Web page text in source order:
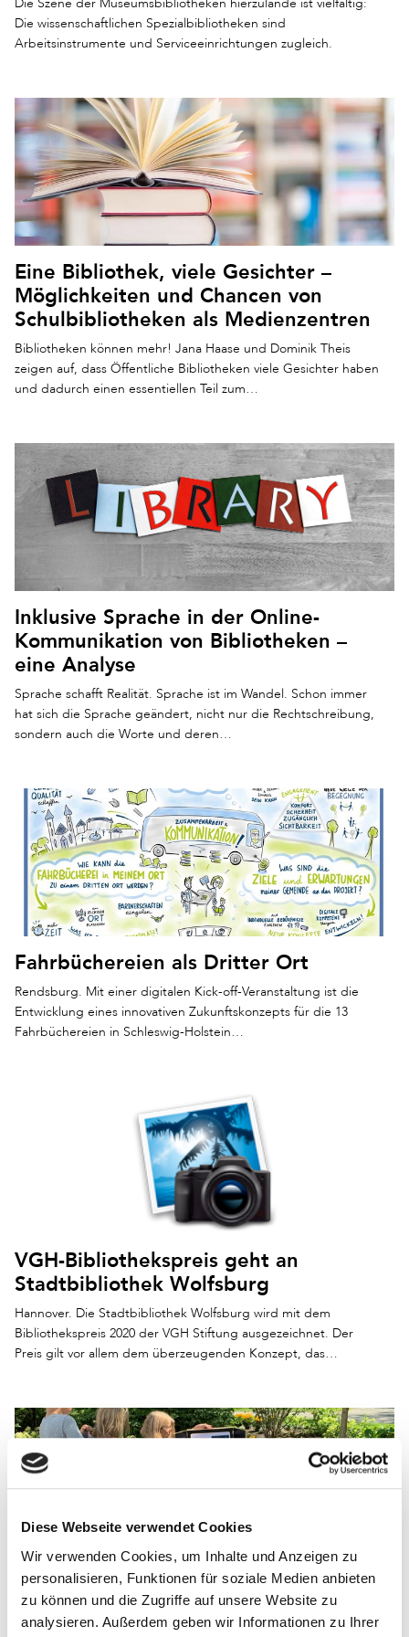
Diese Webseite verwendet Cookies
Wir verwenden Cookies, um Inhalte und Anzeigen zu
personalisieren, Funktionen für soziale Medien anbieten
zu können und die Zugriffe auf unsere Website zu
analysieren. Außerdem geben wir Informationen zu Ihrer
Die wissenschaftlichen Spezialbibliotheken sind
Arbeitsinstrumente und Serviceeinrichtungen zugleich.
Eine Bibliothek, viele Gesichter –
Möglichkeiten und Chancen von
Schulbibliotheken als Medienzentren
Bibliotheken können mehr! Jana Haase und Dominik Theis
zeigen auf, dass Öffentliche Bibliotheken viele Gesichter haben
und dadurch einen essentiellen Teil zum…
Inklusive Sprache in der Online-
Kommunikation von Bibliotheken –
eine Analyse
Sprache schafft Realität. Sprache ist im Wandel. Schon immer
hat sich die Sprache geändert, nicht nur die Rechtschreibung,
sondern auch die Worte und deren…
Fahrbüchereien als Dritter Ort
Rendsburg. Mit einer digitalen Kick-off-Veranstaltung ist die
Entwicklung eines innovativen Zukunftskonzepts für die 13
Fahrbüchereien in Schleswig-Holstein…
VGH-Bibliothekspreis geht an
Stadtbibliothek Wolfsburg
Hannover. Die Stadtbibliothek Wolfsburg wird mit dem
Bibliothekspreis 2020 der VGH Stiftung ausgezeichnet. Der
Preis gilt vor allem dem überzeugenden Konzept, das…
Büchereizentrale Schleswig-Holstein
für herausragendes Engagement
ausgezeichnet